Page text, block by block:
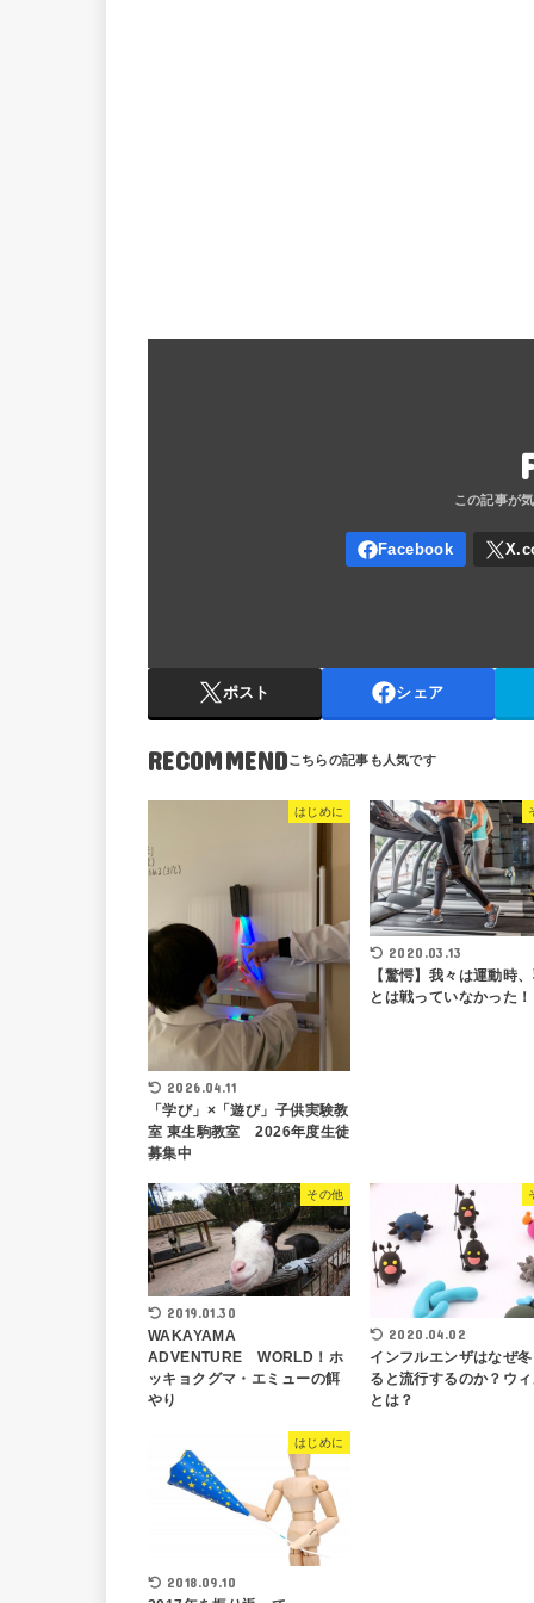
ポスト シェア
RECOMMEND
はじめに
2026.04.11
「学び」×「遊び」子供実験教
室 東生駒教室 2026年度生徒
募集中
2020.03.13
【驚愕】我々は運動時
とは戦っていなかった！
その他
2019.01.30
WAKAYAMA
ADVENTURE WORLD！ホ
ッキョクグマ・エミューの餌
やり
2020.04.02
インフルエンザはなぜ
ると流行するのか？ウィ
とは？
はじめに
2018.09.10